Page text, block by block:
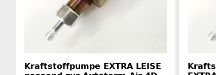
Kraftstoffpumpe EXTRA LEISE